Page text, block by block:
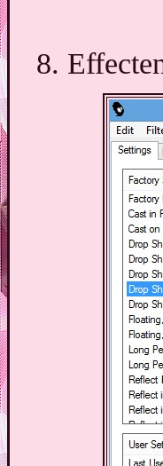
8.